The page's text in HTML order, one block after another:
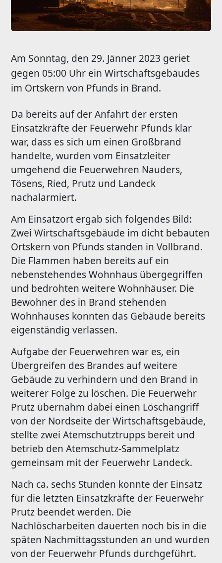
Am Sonntag, den 29. Jänner 2023 geriet
gegen 05:00 Uhr ein Wirtschaftsgebäudes
im Ortskern von Pfunds in Brand.
Da bereits auf der Anfahrt der ersten
Einsatzkräfte der Feuerwehr Pfunds klar
war, dass es sich um einen Großbrand
handelte, wurden vom Einsatzleiter
umgehend die Feuerwehren Nauders,
Tösens, Ried, Prutz und Landeck
nachalarmiert.
Am Einsatzort ergab sich folgendes Bild:
Zwei Wirtschaftsgebäude im dicht bebauten
Ortskern von Pfunds standen in Vollbrand.
Die Flammen haben bereits auf ein
nebenstehendes Wohnhaus übergegriffen
und bedrohten weitere Wohnhäuser. Die
Bewohner des in Brand stehenden
Wohnhauses konnten das Gebäude bereits
eigenständig verlassen.
Aufgabe der Feuerwehren war es, ein
Übergreifen des Brandes auf weitere
Gebäude zu verhindern und den Brand in
weiterer Folge zu löschen. Die Feuerwehr
Prutz übernahm dabei einen Löschangriff
von der Nordseite der Wirtschaftsgebäude,
stellte zwei Atemschutztrupps bereit und
betrieb den Atemschutz-Sammelplatz
gemeinsam mit der Feuerwehr Landeck.
Nach ca. sechs Stunden konnte der Einsatz
für die letzten Einsatzkräfte der Feuerwehr
Prutz beendet werden. Die
Nachlöscharbeiten dauerten noch bis in die
späten Nachmittagsstunden an und wurden
von der Feuerwehr Pfunds durchgeführt.